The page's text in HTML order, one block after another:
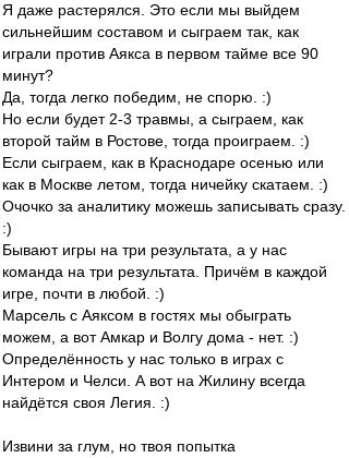
Я даже растерялся. Это если мы выйдем
сильнейшим составом и сыграем так, как
играли против Аякса в первом тайме все 90
минут?
Да, тогда легко победим, не спорю. :)
Но если будет 2-3 травмы, а сыграем, как
второй тайм в Ростове, тогда проиграем. :)
Если сыграем, как в Краснодаре осенью или
как в Москве летом, тогда ничейку скатаем. :)
Очочко за аналитику можешь записывать сразу.
:)
Бывают игры на три результата, а у нас
команда на три результата. Причём в каждой
игре, почти в любой. :)
Марсель с Аяксом в гостях мы обыграть
можем, а вот Амкар и Волгу дома - нет. :)
Определённость у нас только в играх с
Интером и Челси. А вот на Жилину всегда
найдётся своя Легия. :)
Извини за глум, но твоя попытка